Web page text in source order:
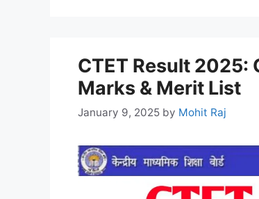
CTET Result 2025:
Marks & Merit List
January 9, 2025 by Mohit Raj